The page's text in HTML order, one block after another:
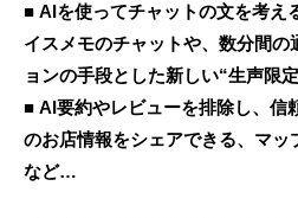
■ AIを使ってチャットの文を考え
イスメモのチャットや、数分間
ョンの手段とした新しい“生声限
■ AI要約やレビューを排除し、信
のお店情報をシェアできる、マッ
など…